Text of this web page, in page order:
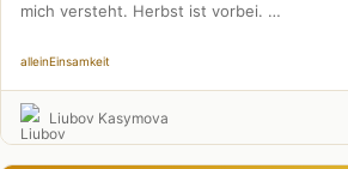
mich versteht. Herbst ist vorbei. …
alleinEinsamkeit
Liubov Kasymova